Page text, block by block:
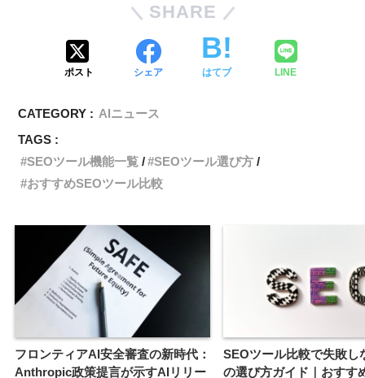
SHARE
ポスト シェア はてブ LINE
CATEGORY : AIニュース
TAGS :
SEOツール機能一覧
SEOツール選び方
おすすめSEOツール比較
フロンティアAI安全審査の新時代：
Anthropic政策提言が示すAIリリー
SEOツール比較で失敗し
の選び方ガイド｜おすす